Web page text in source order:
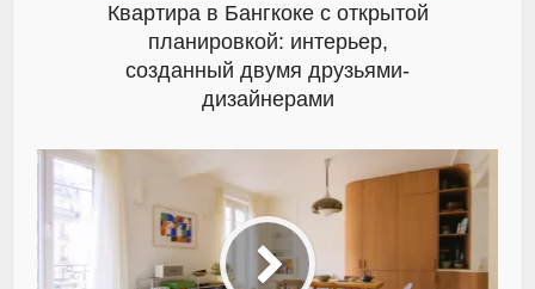
Квартира в Бангкоке с открытой
планировкой: интерьер,
созданный двумя друзьями-
дизайнерами